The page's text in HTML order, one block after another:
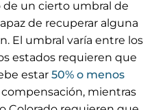
un cierto umbral de
de recuperar alguna
El umbral varía entre los
estados requieren que
estar 50% o menos
compensación, mientras